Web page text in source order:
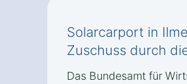
Solarcarport in
Zuschuss durch
Das Bundesamt für